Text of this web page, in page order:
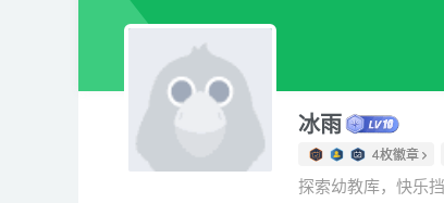
冰雨
4枚徽章
探索幼教库，快乐挡